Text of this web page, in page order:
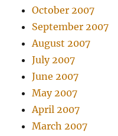
October 2007
September 2007
August 2007
July 2007
June 2007
May 2007
April 2007
March 2007